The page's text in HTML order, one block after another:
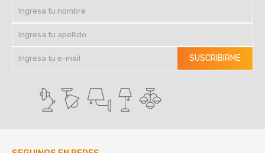
SUSCRIBIRME